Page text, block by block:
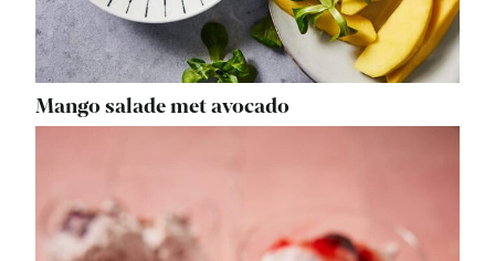
Mango salade met avocado